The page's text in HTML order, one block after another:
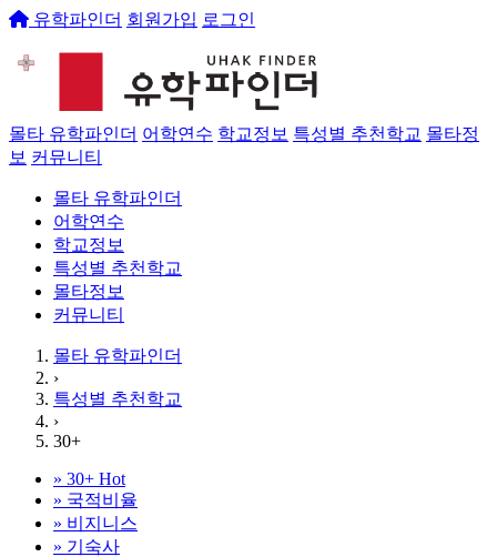
유학파인더 회원가입 로그인
몰타 유학파인더 어학연수 학교정보 특성별 추천학교 몰타정
보 커뮤니티
몰타 유학파인더
어학연수
학교정보
특성별 추천학교
몰타정보
커뮤니티
몰타 유학파인더
›
특성별 추천학교
›
30+
» 30+ Hot
» 국적비율
» 비지니스
» 기숙사